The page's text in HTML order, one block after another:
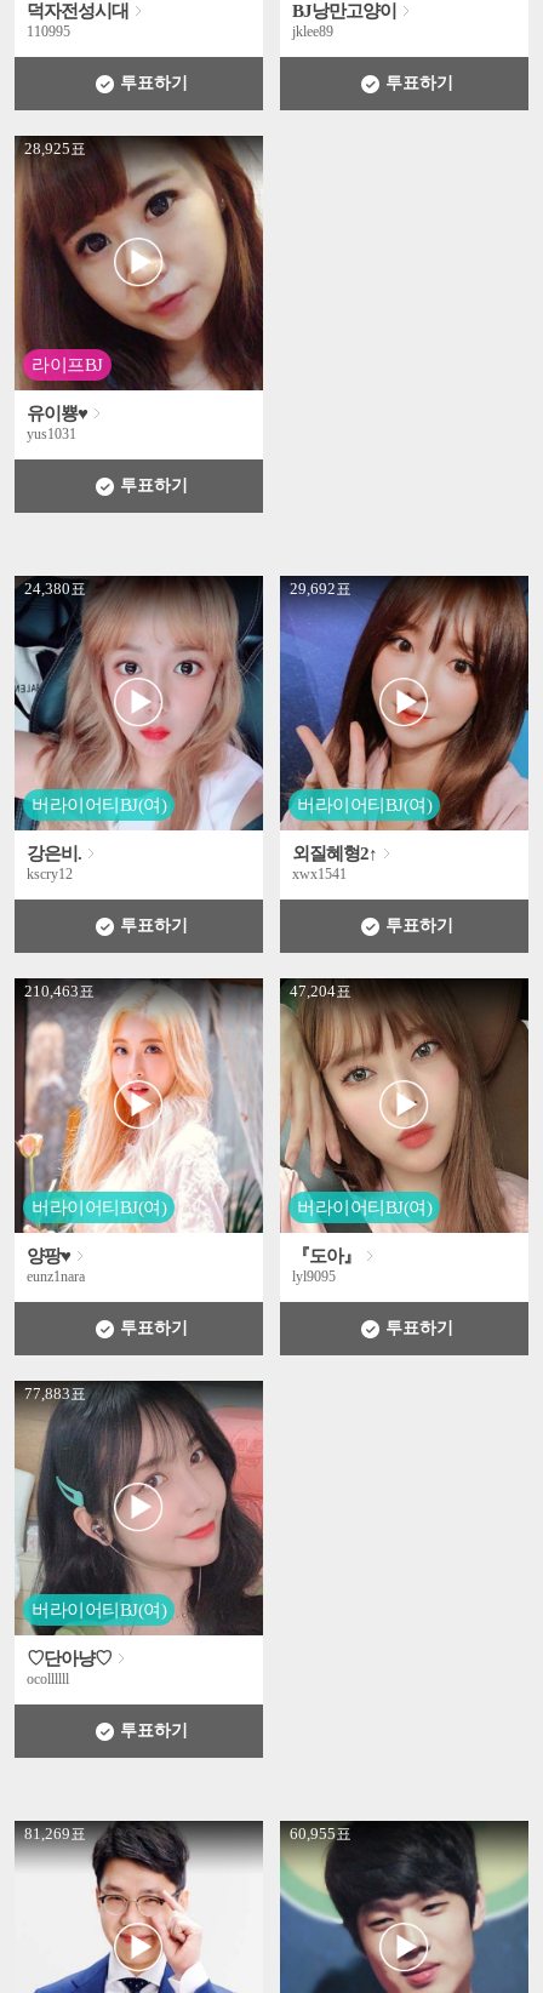
덕자전성시대
110995
투표하기
BJ낭만고양이
jklee89
투표하기
라이프BJ
28,925표
' +
유이뿅♥
yus1031
투표하기
버라이어티BJ(여)
24,380표
' +
강은비.
kscry12
투표하기
버라이어티BJ(여)
29,692표
' +
외질혜형2↑
xwx1541
투표하기
버라이어티BJ(여)
210,463표
' +
양팡♥
eunz1nara
투표하기
버라이어티BJ(여)
47,204표
' +
『도아』
lyl9095
투표하기
버라이어티BJ(여)
77,883표
' +
♡단아냥♡
ocollllll
투표하기
81,269표
' + 60,955표
' +